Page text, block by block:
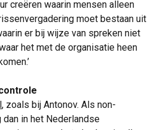
creëren waarin mensen alleen
moet bestaan uit
er bij wijze van spreken niet
het met de organisatie heen
, zoals bij Antonov. Als non-
in het Nederlandse